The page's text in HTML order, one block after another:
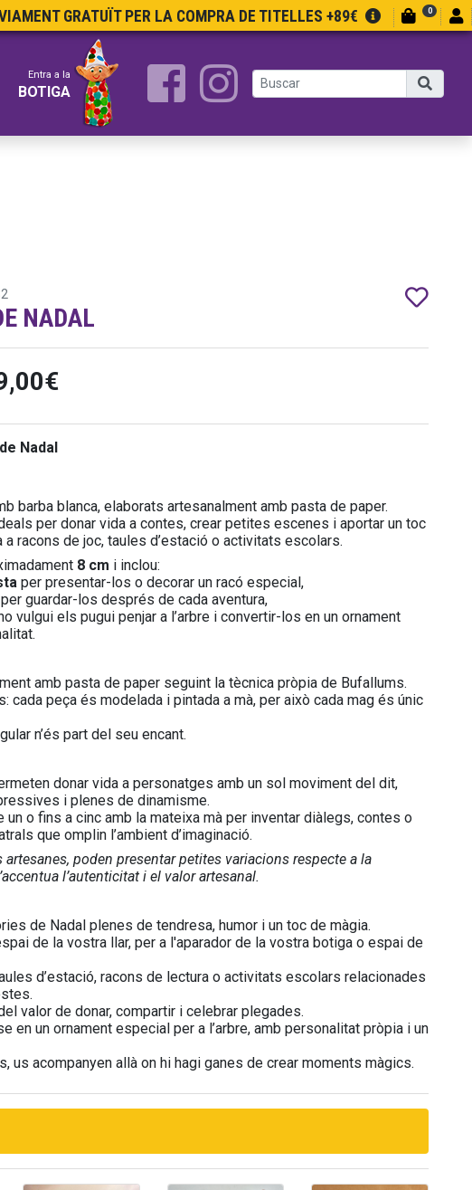
GRATUÏT PER LA COMPRA DE TITELLES +89€ 0
Entra a la
BOTIGA
NADAL
Nadal
barba blanca, elaborats artesanalment amb pasta de paper.
per donar vida a contes, crear petites escenes i aportar un toc
a racons de joc, taules d’estació o activitats escolars.
8 cm i inclou:
per presentar-los o decorar un racó especial,
per guardar-los després de cada aventura,
vulgui els pugui penjar a l’arbre i convertir-los en un ornament
amb pasta de paper seguint la tècnica pròpia de Bufallums.
cada peça és modelada i pintada a mà, per això cada mag és únic
n’és part del seu encant.
donar vida a personatges amb un sol moviment del dit,
i plenes de dinamisme.
un o fins a cinc amb la mateixa mà per inventar diàlegs, contes o
que omplin l’ambient d’imaginació.
artesanes, poden presentar petites variacions respecte a la
l’autenticitat i el valor artesanal.
de Nadal plenes de tendresa, humor i un toc de màgia.
de la vostra llar, per a l'aparador de la vostra botiga o espai de
d’estació, racons de lectura o activitats escolars relacionades
valor de donar, compartir i celebrar plegades.
en un ornament especial per a l’arbre, amb personalitat pròpia i un
us acompanyen allà on hi hagi ganes de crear moments màgics.